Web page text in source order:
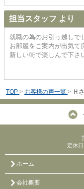
担当スタッフ より
就職の為のお引っ越しで
お部屋をご案内が出気て
新しい街で楽しんで下さ
TOP > お客様の声一覧 > Ｈ
定休
ホーム
会社概要